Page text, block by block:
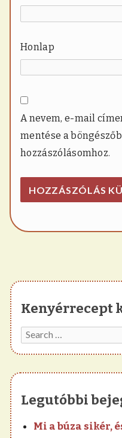
Honlap
A nevem, e-mail
mentése a
hozzászólásomhoz.
Kenyérrecept
Search
for:
Legutóbbi
Mi a búza sikér,